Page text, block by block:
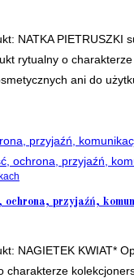
NATKA
rytualny o
ani do
przyjaźń,
NAGIETEK KWIAT*